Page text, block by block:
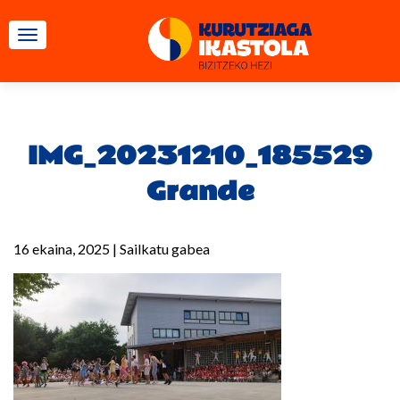
TOGGLE NAVIGATION
IMG_20231210_185529
Grande
16 ekaina, 2025 | Sailkatu gabea